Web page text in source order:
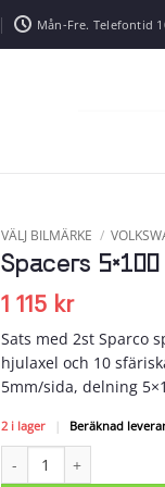
Mån-Fre. Telefontid
VÄLJ BILMÄRKE /
Spacers
1 115 kr
Sats med 2st Sparco
hjulaxel och 10
5mm/sida, delning
2 i lager | Beräknad